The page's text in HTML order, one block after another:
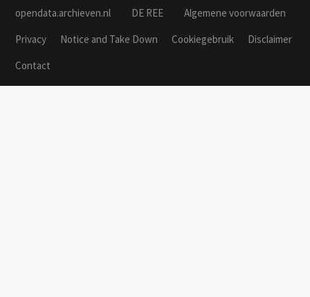
opendata.archieven.nl DE REE
Algemene voorwaarden
Privacy
Notice and Take Down Cookiegebruik
Disclaimer
Contact